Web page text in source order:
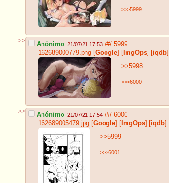
>>>5999
>> Anónimo 21/07/21 17:53 /#/ 5999
162689000779.png [Google] [ ImgOps] [iqdb]
>>5998
>>>6000
>> Anónimo 21/07/21 17:54 /#/ 6000
162689005479.jpg [Google] [ ImgOps] [iqdb]
>>5999
>>>6001